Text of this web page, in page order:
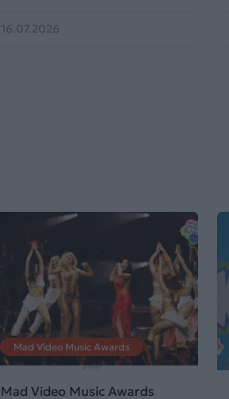
16.07.2026
Mad Video Music Awards
Mad Video Music Awards